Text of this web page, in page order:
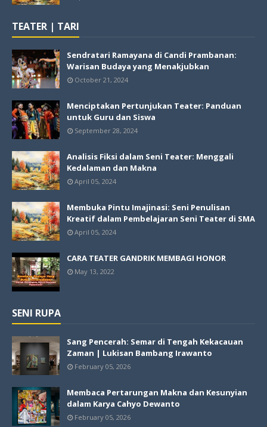
TEATER | TARI
Sendratari Ramayana di Candi Prambanan:
Warisan Budaya yang Menakjubkan
October 21, 2024
Menciptakan Pertunjukan Teater: Panduan
untuk Guru dan Siswa
September 28, 2024
Analisis Fiksi dalam Seni Teater: Menggali
Kedalaman dan Makna
April 05, 2024
Membuka Pintu Imajinasi: Seni Penulisan
Kreatif dalam Pembelajaran Seni Teater di SMA
April 05, 2024
CARA TEATER GANDRIK MEMBAGI HONOR
May 13, 2022
SENI RUPA
Sang Pencerah: Semar di Tengah Kekacauan
Zaman | Lukisan Bambang Irawanto
February 05, 2026
Membaca Pertarungan Makna dan Kesunyian
dalam Karya Cahyo Dewanto
February 05, 2026